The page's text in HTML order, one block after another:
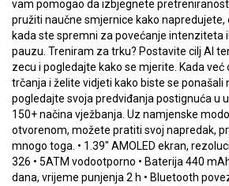
vam pomogao da izbjegnete
pružiti naučne smjernice kako napredujete,
kada ste spremni za povećanje intenziteta
pauzu. Treniram za trku? Postavite cilj AI
zecu i pogledajte kako se mjerite. Kada već
trčanja i želite vidjeti kako biste se ponašali
pogledajte svoja predviđanja postignuća u
150+ načina vježbanja. Uz namjenske
otvorenom, možete pratiti svoj napredak,
mnogo toga. • 1.39" AMOLED ekran,
326 • 5ATM vodootporno • Baterija 440
dana, vrijeme punjenja 2 h • Bluetooth